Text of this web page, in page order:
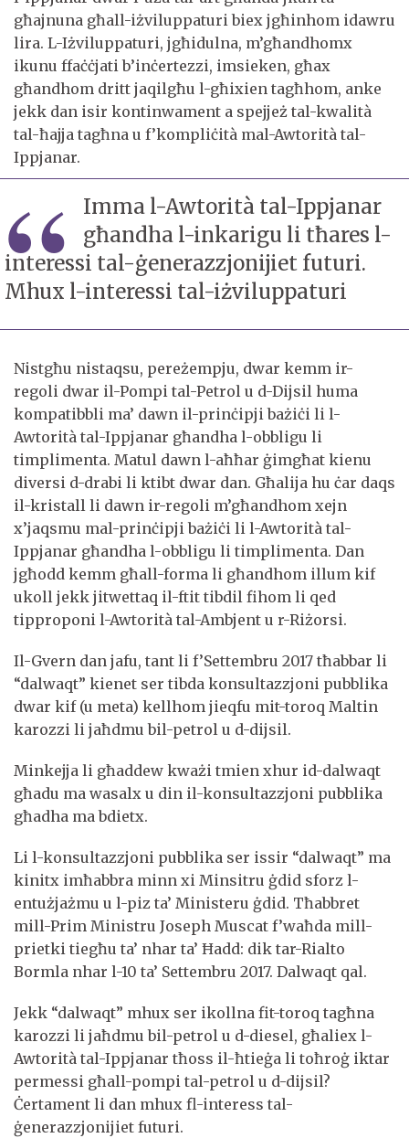
għajnuna għall-iżviluppaturi biex jgħinhom idawru
lira. L-Iżviluppaturi, jgħidulna, m’għandhomx
ikunu ffaċċjati b’inċertezzi, imsieken, għax
għandhom dritt jaqilgħu l-għixien tagħhom, anke
jekk dan isir kontinwament a spejjeż tal-kwalità
tal-ħajja tagħna u f’kompliċità mal-Awtorità tal-
Ippjanar.
Imma l-Awtorità tal-Ippjanar
għandha l-inkarigu li tħares l-
interessi tal-ġenerazzjonijiet futuri.
Mhux l-interessi tal-iżviluppaturi
Nistgħu nistaqsu, pereżempju, dwar kemm ir-
regoli dwar il-Pompi tal-Petrol u d-Dijsil huma
kompatibbli ma’ dawn il-prinċipji bażiċi li l-
Awtorità tal-Ippjanar għandha l-obbligu li
timplimenta. Matul dawn l-aħħar ġimgħat kienu
diversi d-drabi li ktibt dwar dan. Għalija hu ċar daqs
il-kristall li dawn ir-regoli m’għandhom xejn
x’jaqsmu mal-prinċipji bażiċi li l-Awtorità tal-
Ippjanar għandha l-obbligu li timplimenta. Dan
jgħodd kemm għall-forma li għandhom illum kif
ukoll jekk jitwettaq il-ftit tibdil fihom li qed
tipproponi l-Awtorità tal-Ambjent u r-Riżorsi.
Il-Gvern dan jafu, tant li f’Settembru 2017 tħabbar li
“dalwaqt” kienet ser tibda konsultazzjoni pubblika
dwar kif (u meta) kellhom jieqfu mit-toroq Maltin
karozzi li jaħdmu bil-petrol u d-dijsil.
Minkejja li għaddew kważi tmien xhur id-dalwaqt
għadu ma wasalx u din il-konsultazzjoni pubblika
għadha ma bdietx.
Li l-konsultazzjoni pubblika ser issir “dalwaqt” ma
kinitx imħabbra minn xi Minsitru ġdid sforz l-
entużjażmu u l-piz ta’ Ministeru ġdid. Tħabbret
mill-Prim Ministru Joseph Muscat f’waħda mill-
prietki tiegħu ta’ nhar ta’ Ħadd: dik tar-Rialto
Bormla nhar l-10 ta’ Settembru 2017. Dalwaqt qal.
Jekk “dalwaqt” mhux ser ikollna fit-toroq tagħna
karozzi li jaħdmu bil-petrol u d-diesel, għaliex l-
Awtorità tal-Ippjanar tħoss il-ħtieġa li toħroġ iktar
permessi għall-pompi tal-petrol u d-dijsil?
Ċertament li dan mhux fl-interess tal-
ġenerazzjonijiet futuri.